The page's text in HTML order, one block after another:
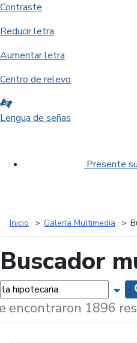
Contraste
Reducir letra
Aumentar letra
Centro de relevo
Lengua de señas
Presente
Inicio Galería Multimedia
Buscador
encontraron 1896